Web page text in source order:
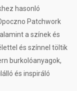
hasonló
Patchwork
a színek és
és színnel töltik
burkolóanyagok,
és inspiráló